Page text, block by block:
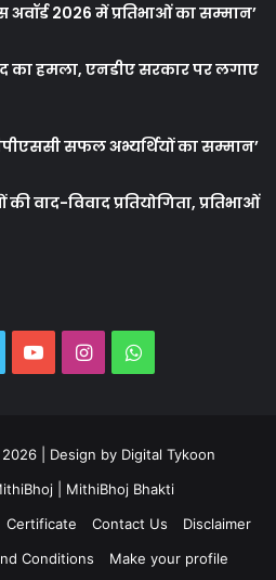
2026 में प्रतिभाओं का सम्मान’
का हमला, एनडीए सरकार पर लगाए
सफल अभ्यर्थियों का सम्मान’
की वाद-विवाद प्रतियोगिता, प्रतिभाओं
YouTubeInstagramWhatsApp
| Design by Digital Tykoon
MithiBhoj Bhakti
Certificate Contact Us
Disclaimer
Conditions Make your profile